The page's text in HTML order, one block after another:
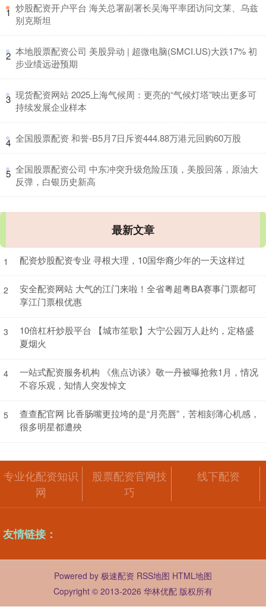
1 ​炒股配资开户平台 海关总署副署长吴海平率团访问文莱、乌兹
别克斯坦
2 ​本地股票配资公司 美股异动 | 超微电脑(SMCI.US)大跌17% 初
步业绩远逊预期
3 ​现货配资网站 2025上海气候周：更亮的“气候灯塔”映出更多可
持续发展企业样本
4 ​全国股票配资 和誉-B5月7日斥资444.88万港元回购60万股
5 ​全国股票配资公司 中东冲突升级危险压顶，美股回落，原油大
反弹，白银历史新高
最新文章
1 配资炒股配资专业 寻根大理，10国华裔少年的一天这样过
2
安全配资网站 大气的江门来啦！全省粤超粤BA赛事门票都可
享江门票根优惠
3
10倍杠杆炒股平台 【城市笙歌】大宁公园万人赴约，定格盛
夏烟火
4
一站式配资服务机构 《焦点访谈》敬一丹被曝抢救1月，情况
不容乐观，知情人突发悼文
5
查查配官网 比香肠嘴更拉垮的是“月亮唇”，苦相刻薄心机感，
很多明星都遭殃
专业化配资知识
网
股票配资官网技
巧
线下配资
友情链接：
Powered by 极速配资 RSS地图 HTML地图
Copyright © 2013-2026 华林优配 版权所有